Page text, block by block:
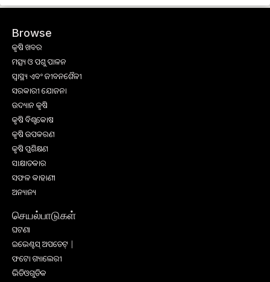
Browse
କୃଷି ଖବର
ମତ୍ସ୍ୟ ଓ ପଶୁ ପାଳନ
ସ୍ୱାସ୍ଥ୍ୟ ଏବଂ ଜୀବନଶୈଳୀ
ସରକାରୀ ଯୋଜନା
ଉଦ୍ୟାନ କୃଷି
କୃଷି ବିଶ୍ବକୋଷ
କୃଷି ଉପକରଣ
କୃଷି ପ୍ରଶିକ୍ଷଣ
ସାକ୍ଷାତକାର
ସଫଳ କାହାଣୀ
ଅନ୍ୟାନ୍ୟ
செயல்பாடுகள்
ଘଟଣା
ଇଭେଣ୍ଟସ୍ ଅପଡେଟ୍ |
ଫଟୋ ଗ୍ୟାଲେରୀ
ଭିଡିଓଗୁଡିକ